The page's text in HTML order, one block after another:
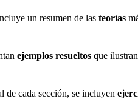
un resumen de las teorías
ejemplos resueltos que
de cada sección, se incluyen